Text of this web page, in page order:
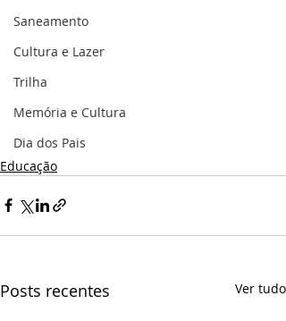
Saneamento
Cultura e Lazer
Trilha
Memória e Cultura
Dia dos Pais
Educação
Posts recentes Ver tudo